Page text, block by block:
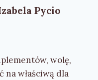
Pycio
wolę,
na właściwą dla